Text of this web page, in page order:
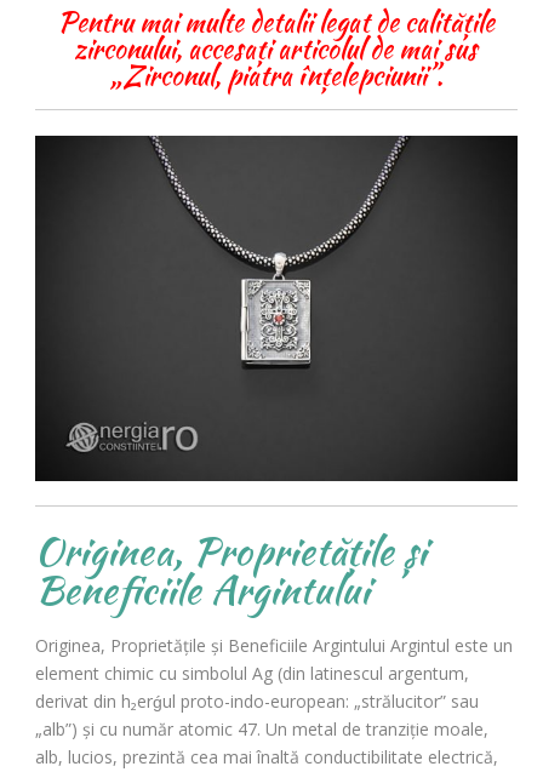
Pentru mai multe detalii legat de calitățile
zirconului, accesați articolul de mai sus
„Zirconul, piatra înțelepciunii”.
Originea, Proprietățile și
Beneficiile Argintului
Originea, Proprietățile și Beneficiile Argintului Argintul este un
element chimic cu simbolul Ag (din latinescul argentum,
derivat din h₂erǵul proto-indo-european: „strălucitor” sau
„alb”) și cu număr atomic 47. Un metal de tranziție moale,
alb, lucios, prezintă cea mai înaltă conductibilitate electrică,